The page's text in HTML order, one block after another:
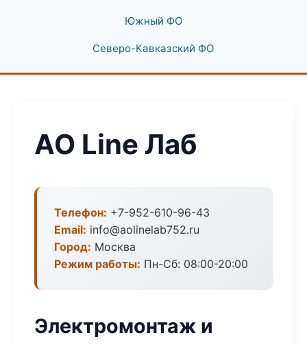
Южный ФО
Северо-Кавказский ФО
АО Line Лаб
Телефон: +7-952-610-96-43
Email: info@aolinelab752.ru
Город: Москва
Режим работы: Пн-Сб: 08:00-20:00
Электромонтаж и